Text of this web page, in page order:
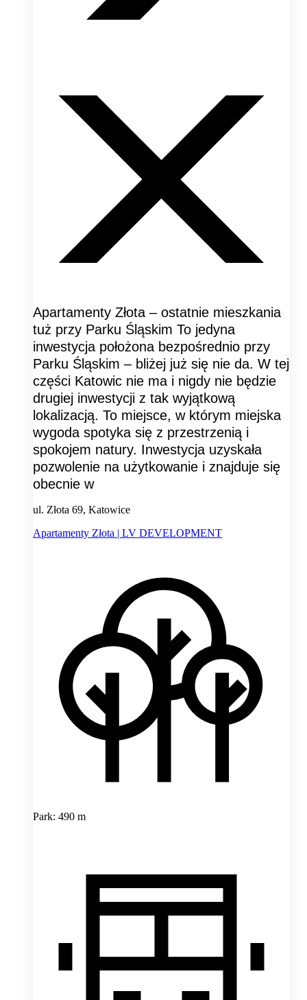
Apartamenty Złota – ostatnie mieszkania
tuż przy Parku Śląskim To jedyna
inwestycja położona bezpośrednio przy
Parku Śląskim – bliżej już się nie da. W tej
części Katowic nie ma i nigdy nie będzie
drugiej inwestycji z tak wyjątkową
lokalizacją. To miejsce, w którym miejska
wygoda spotyka się z przestrzenią i
spokojem natury. Inwestycja uzyskała
pozwolenie na użytkowanie i znajduje się
obecnie w
ul. Złota 69, Katowice
Apartamenty Złota | LV DEVELOPMENT
Park: 490 m